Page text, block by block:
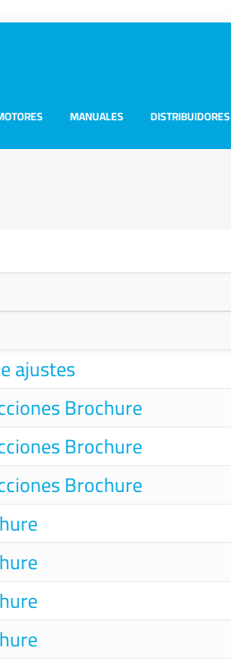
MANUALES DISTRIBUIDORES
ajustes
Brochure
Brochure
Brochure